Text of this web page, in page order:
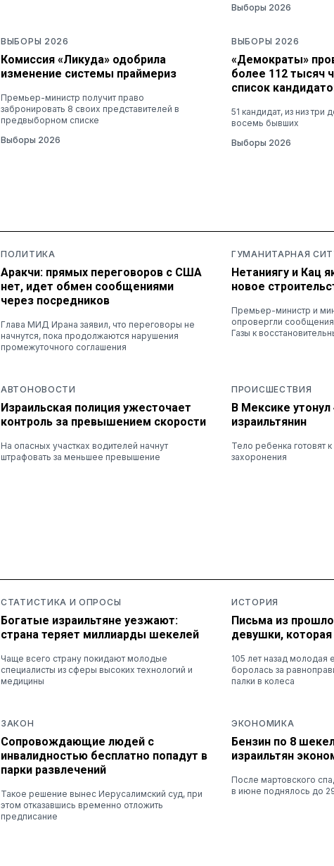
Выборы 2026
ВЫБОРЫ 2026
Комиссия «Ликуда» одобрила
изменение системы праймериз
Премьер-министр получит право
забронировать 8 своих представителей в
предвыборном списке
Выборы 2026
ВЫБОРЫ 2026
«Демократы»
более 112 тысяч
список
51 кандидат, из низ три
восемь бывших
Выборы 2026
ПОЛИТИКА
Аракчи: прямых переговоров с США
нет, идет обмен сообщениями
через посредников
Глава МИД Ирана заявил, что переговоры не
начнутся, пока продолжаются нарушения
промежуточного соглашения
ГУМАНИТАРНАЯ
Нетаниягу и Кац
новое
Премьер-министр и
опровергли
Газы к
АВТОНОВОСТИ
Израильская полиция ужесточает
контроль за превышением скорости
На опасных участках водителей начнут
штрафовать за меньшее превышение
ПРОИСШЕСТВИЯ
В Мексике
израильтянин
Тело ребенка готовят
захоронения
СТАТИСТИКА И ОПРОСЫ
Богатые израильтяне уезжают:
страна теряет миллиарды шекелей
Чаще всего страну покидают молодые
специалисты из сферы высоких технологий и
медицины
ИСТОРИЯ
Письма из
девушки, которая
105 лет назад молодая
боролась за
палки в колеса
ЗАКОН
Сопровождающие людей с
инвалидностью бесплатно попадут в
парки развлечений
Такое решение вынес Иерусалимский суд, при
этом отказавшись временно отложить
предписание
ЭКОНОМИКА
Бензин по 8
израильтян
После мартовского
в июне поднялось до